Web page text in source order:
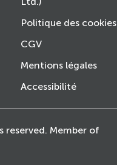
Politique des cookies
CGV
Mentions légales
Accessibilité
reserved. Member of